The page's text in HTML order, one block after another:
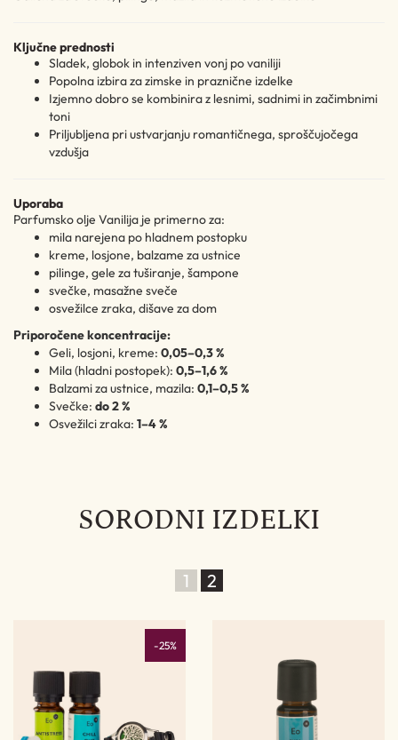
Ključne prednosti
Sladek, globok in intenziven vonj po vaniliji
Popolna izbira za zimske in praznične izdelke
Izjemno dobro se kombinira z lesnimi, sadnimi in začimbnimi
toni
Priljubljena pri ustvarjanju romantičnega, sproščujočega
vzdušja
Uporaba
Parfumsko olje Vanilija je primerno za:
mila narejena po hladnem postopku
kreme, losjone, balzame za ustnice
pilinge, gele za tuširanje, šampone
svečke, masažne sveče
osvežilce zraka, dišave za dom
Priporočene koncentracije:
Geli, losjoni, kreme: 0,05–0,3 %
Mila (hladni postopek): 0,5–1,6 %
Balzami za ustnice, mazila: 0,1–0,5 %
Svečke: do 2 %
Osvežilci zraka: 1–4 %
SORODNI IZDELKI
1 2
-25%